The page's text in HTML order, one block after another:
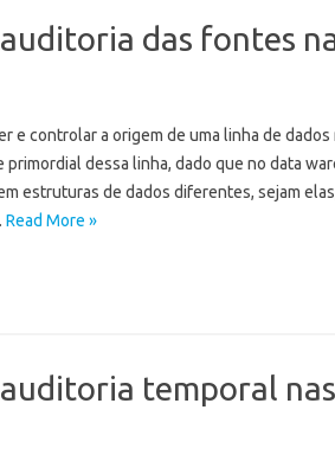
das fontes
e controlar a origem de uma linha de
primordial dessa linha, dado que no data
estruturas de dados diferentes, sejam
Read More »
temporal